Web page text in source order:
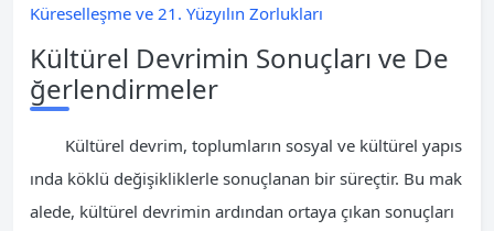
Küreselleşme ve 21. Yüzyılın Zorlukları
Kültürel Devrimin Sonuçları ve De
ğerlendirmeler
Kültürel devrim, toplumların sosyal ve kültürel yapıs
ında köklü değişikliklerle sonuçlanan bir süreçtir. Bu mak
alede, kültürel devrimin ardından ortaya çıkan sonuçları